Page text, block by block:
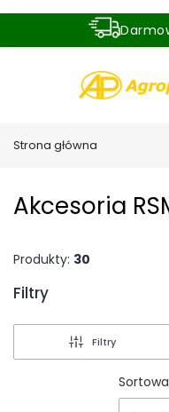
Strona główna
Akcesoria
Produkty: 30
Filtry
Koniec filtrów
Filtry